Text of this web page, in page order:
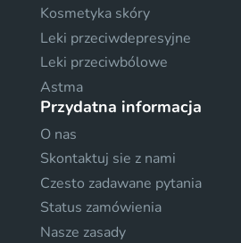
Kosmetyka skóry
Leki przeciwdepresyjne
Leki przeciwbólowe
Astma
Przydatna informacja
O nas
Skontaktuj sie z nami
Czesto zadawane pytania
Status zamówienia
Nasze zasady